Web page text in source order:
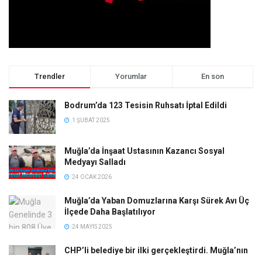
Trendler Yorumlar En son
Bodrum’da 123 Tesisin Ruhsatı İptal Edildi
1 ŞUBAT 2025
Muğla’da İnşaat Ustasının Kazancı Sosyal
Medyayı Salladı
24 OCAK 2026
Muğla’da Yaban Domuzlarına Karşı Sürek Avı Üç
İlçede Daha Başlatılıyor
24 MAYIS 2025
CHP’li belediye bir ilki gerçekleştirdi. Muğla’nın